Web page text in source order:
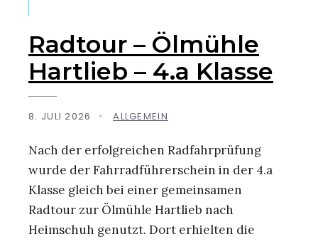
Radtour – Ölmühle
Hartlieb – 4.a Klasse
8. JULI 2026 • ALLGEMEIN
Nach der erfolgreichen Radfahrprüfung
wurde der Fahrradführerschein in der 4.a
Klasse gleich bei einer gemeinsamen
Radtour zur Ölmühle Hartlieb nach
Heimschuh genutzt. Dort erhielten die